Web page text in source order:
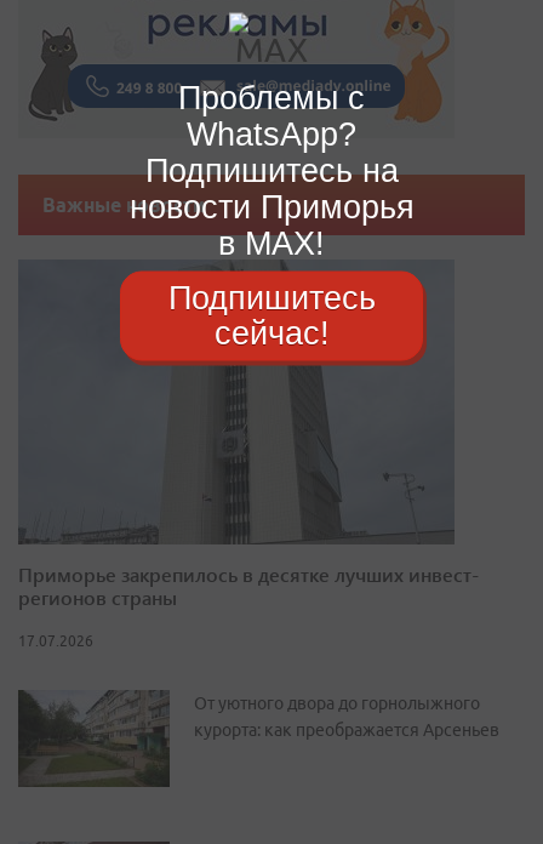
Важные новости
Приморье закрепилось в десятке лучших инвест-
регионов страны
17.07.2026
От уютного двора до горнолыжного
курорта: как преображается Арсеньев
Проблемы с
WhatsApp?
Подпишитесь на
новости Приморья
в MAX!
Подпишитесь
сейчас!